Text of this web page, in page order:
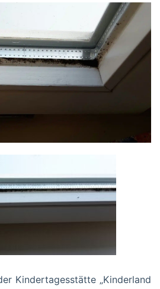
Kindertagesstätte „Kinderland